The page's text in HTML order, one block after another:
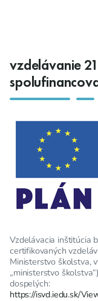
vzdelávanie
Vzdelávacia inštitúcia
certifikovaných
Ministerstvo školstva,
„ministerstvo
dospelých:
https://isvd.iedu.sk/